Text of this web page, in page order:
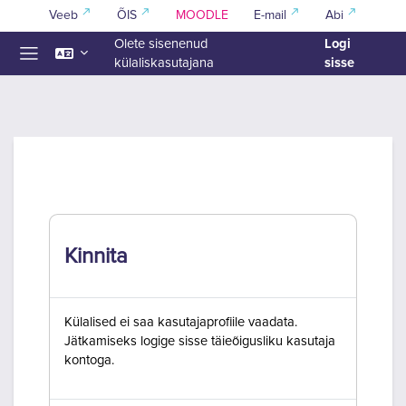
Jäta vahele peasisuni
Veeb ÕIS MOODLE E-mail Abi
Olete sisenenud
külaliskasutajana
Logi
sisse
Kinnita
Külalised ei saa kasutajaprofiile vaadata.
Jätkamiseks logige sisse täieõigusliku kasutaja
kontoga.